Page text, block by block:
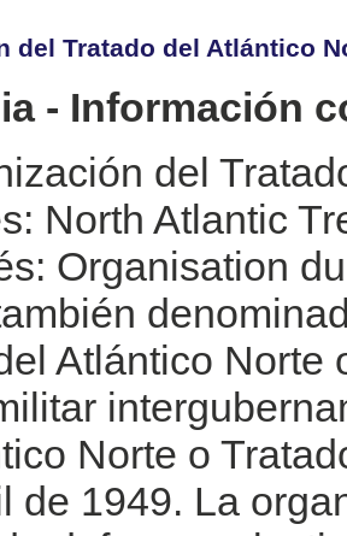
del Tratado del Atlántico
- Información
del
North Atlantic
Organisation
Atlántico Norte
Norte o
de 1949. La